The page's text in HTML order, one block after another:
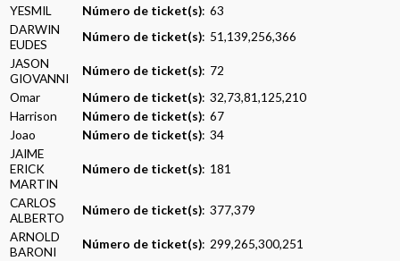
YESMIL
Número de ticket(s): 63
DARWIN
EUDES
Número de ticket(s): 51,139,256,366
JASON
GIOVANNI
Número de ticket(s): 72
Omar
Número de ticket(s): 32,73,81,125,210
Harrison
Número de ticket(s): 67
Joao
Número de ticket(s): 34
JAIME
ERICK
MARTIN
Número de ticket(s): 181
CARLOS
ALBERTO
Número de ticket(s): 377,379
ARNOLD
BARONI
Número de ticket(s): 299,265,300,251